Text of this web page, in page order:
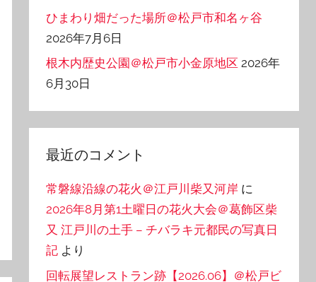
ひまわり畑だった場所＠松戸市和名ヶ谷
2026年7月6日
根木内歴史公園＠松戸市小金原地区 2026年
6月30日
最近のコメント
常磐線沿線の花火＠江戸川柴又河岸 に
2026年8月第1土曜日の花火大会＠葛飾区柴
又 江戸川の土手 – チバラキ元都民の写真日
記 より
回転展望レストラン跡【2026.06】＠松戸ビ